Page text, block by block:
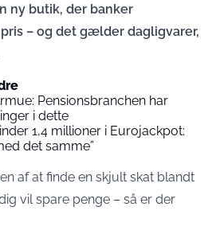
ny butik, der banker
– og det gælder dagligvarer,
Pensionsbranchen har
i dette
1,4 millioner i Eurojackpot:
det samme”
af at finde en skjult skat blandt
vil spare penge – så er der